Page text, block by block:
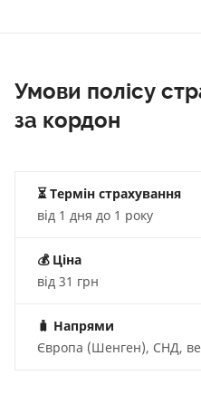
Умови полісу
за кордон
⏳ Термін страхування
від 1 дня до 1 року
💰 Ціна
від 31 грн
🧳 Напрями
Європа (Шенген), СНД,